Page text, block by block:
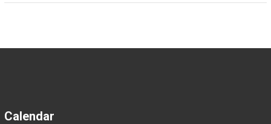
Calendar